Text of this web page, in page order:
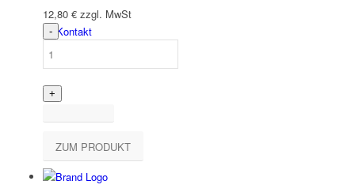
Kontakt
Team
12,80 € zzgl. MwSt
ZUM PRODUKT